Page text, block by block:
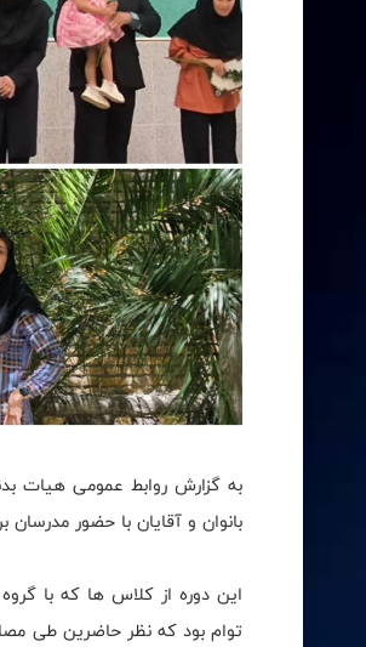
به گزارش روابط عمومی هیات
بانوان و آقایان با حضور
این دوره از کلاس ها که با
توام بود که نظر حاضرین طی